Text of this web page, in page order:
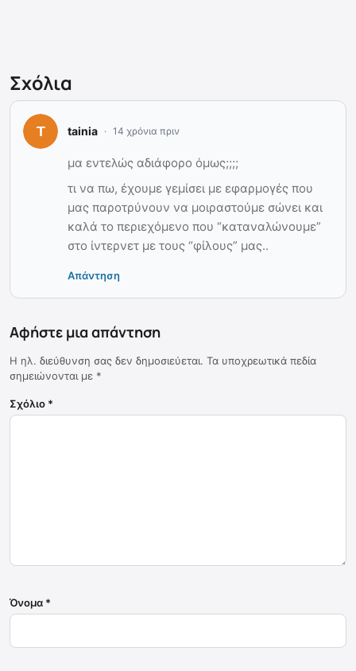
Σχόλια
tainia 14 χρόνια πριν
μα εντελώς αδιάφορο όμως;;;;
τι να πω, έχουμε γεμίσει με εφαρμογές που
μας παροτρύνουν να μοιραστούμε σώνει και
καλά το περιεχόμενο που “καταναλώνουμε”
στο ίντερνετ με τους “φίλους” μας..
Απάντηση
Αφήστε μια απάντηση
Η ηλ. διεύθυνση σας δεν δημοσιεύεται. Τα υποχρεωτικά πεδία
σημειώνονται με *
Σχόλιο *
Όνομα *